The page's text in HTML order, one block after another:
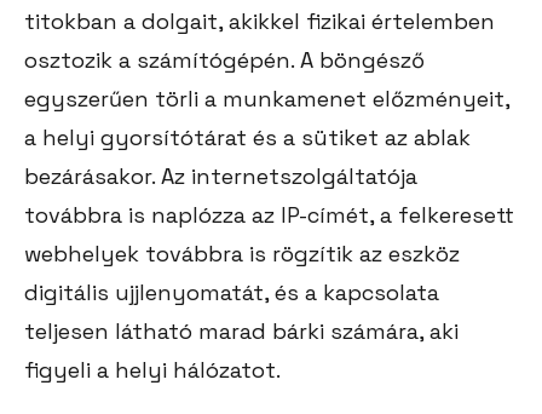
titokban a dolgait, akikkel fizikai értelemben
osztozik a számítógépén. A böngésző
egyszerűen törli a munkamenet előzményeit,
a helyi gyorsítótárat és a sütiket az ablak
bezárásakor. Az internetszolgáltatója
továbbra is naplózza az IP-címét, a felkeresett
webhelyek továbbra is rögzítik az eszköz
digitális ujjlenyomatát, és a kapcsolata
teljesen látható marad bárki számára, aki
figyeli a helyi hálózatot.